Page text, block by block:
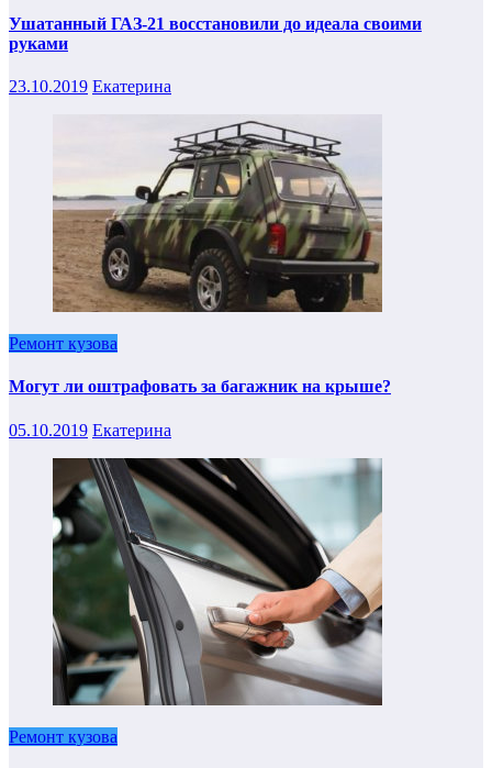
Ушатанный ГАЗ-21 восстановили до идеала своими
руками
23.10.2019 Екатерина
Ремонт кузова
Могут ли оштрафовать за багажник на крыше?
05.10.2019 Екатерина
Ремонт кузова